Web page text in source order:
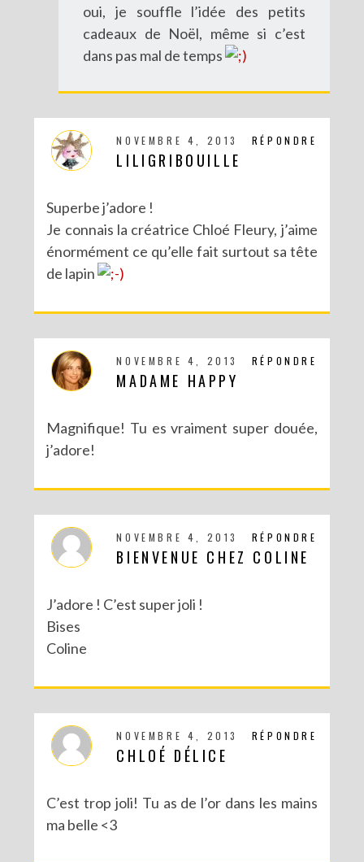
oui, je souffle l’idée des petits
cadeaux de Noël, même si c’est
dans pas mal de temps
RÉPONDRE
NOVEMBRE 4, 2013
LILIGRIBOUILLE
Superbe j’adore !
Je connais la créatrice Chloé Fleury, j’aime
énormément ce qu’elle fait surtout sa tête
de lapin
RÉPONDRE
NOVEMBRE 4, 2013
MADAME HAPPY
Magnifique! Tu es vraiment super douée,
j’adore!
RÉPONDRE
NOVEMBRE 4, 2013
BIENVENUE CHEZ COLINE
J’adore ! C’est super joli !
Bises
Coline
RÉPONDRE
NOVEMBRE 4, 2013
CHLOÉ DÉLICE
C’est trop joli! Tu as de l’or dans les mains
ma belle <3